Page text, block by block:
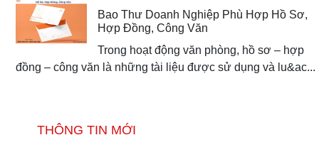
Bao Thư Doanh Nghiệp Phù Hợp Hồ Sơ,
Hợp Đồng, Công Văn
Trong hoạt động văn phòng, hồ sơ – hợp
đồng – công văn là những tài liệu được sử dụng và lu&ac...
THÔNG TIN MỚI